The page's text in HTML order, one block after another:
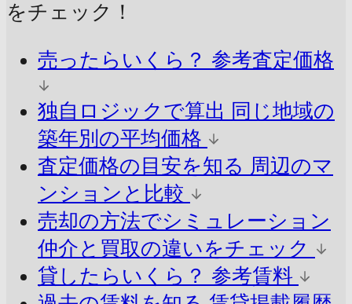
をチェック！
売ったらいくら？ 参考査定価格
独自ロジックで算出 同じ地域の
築年別の平均価格
査定価格の目安を知る 周辺のマ
ンションと比較
売却の方法でシミュレーション
仲介と買取の違いをチェック
貸したらいくら？ 参考賃料